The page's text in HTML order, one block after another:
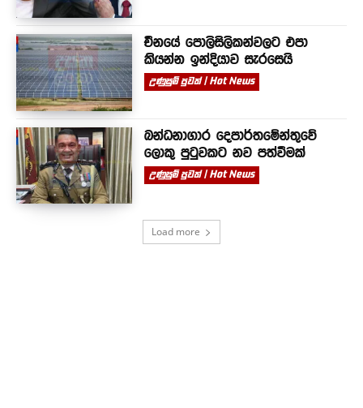
චීනයේ පොලිසිලිකන්වලට එපා
කියන්න ඉන්දියාව සැරසෙයි
උණුසුම් පුවත් | Hot News
බන්ධනාගාර දෙපාර්තමේන්තුවේ
ලොකු පුටුවකට නව පත්වීමක්
උණුසුම් පුවත් | Hot News
Load more